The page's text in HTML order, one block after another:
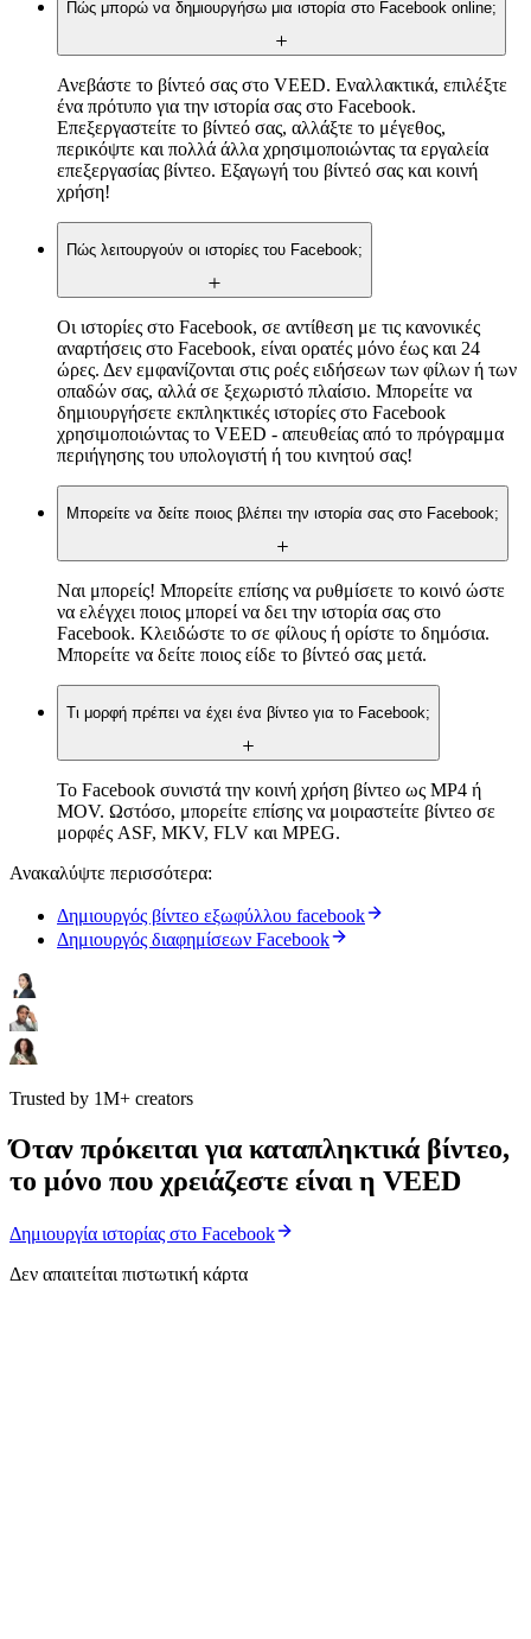
Πώς μπορώ να δημιουργήσω μια ιστορία στο Facebook online;
Ανεβάστε το βίντεό σας στο VEED. Εναλλακτικά, επιλέξτε
ένα πρότυπο για την ιστορία σας στο Facebook.
Επεξεργαστείτε το βίντεό σας, αλλάξτε το μέγεθος,
περικόψτε και πολλά άλλα χρησιμοποιώντας τα εργαλεία
επεξεργασίας βίντεο. Εξαγωγή του βίντεό σας και κοινή
χρήση!
Πώς λειτουργούν οι ιστορίες του Facebook;
Οι ιστορίες στο Facebook, σε αντίθεση με τις κανονικές
αναρτήσεις στο Facebook, είναι ορατές μόνο έως και 24
ώρες. Δεν εμφανίζονται στις ροές ειδήσεων των φίλων ή των
οπαδών σας, αλλά σε ξεχωριστό πλαίσιο. Μπορείτε να
δημιουργήσετε εκπληκτικές ιστορίες στο Facebook
χρησιμοποιώντας το VEED - απευθείας από το πρόγραμμα
περιήγησης του υπολογιστή ή του κινητού σας!
Μπορείτε να δείτε ποιος βλέπει την ιστορία σας στο Facebook;
Ναι μπορείς! Μπορείτε επίσης να ρυθμίσετε το κοινό ώστε
να ελέγχει ποιος μπορεί να δει την ιστορία σας στο
Facebook. Κλειδώστε το σε φίλους ή ορίστε το δημόσια.
Μπορείτε να δείτε ποιος είδε το βίντεό σας μετά.
Τι μορφή πρέπει να έχει ένα βίντεο για το Facebook;
Το Facebook συνιστά την κοινή χρήση βίντεο ως MP4 ή
MOV. Ωστόσο, μπορείτε επίσης να μοιραστείτε βίντεο σε
μορφές ASF, MKV, FLV και MPEG.
Ανακαλύψτε περισσότερα:
Δημιουργός βίντεο εξωφύλλου facebook
Δημιουργός διαφημίσεων Facebook
Trusted by 1M+ creators
Όταν πρόκειται για καταπληκτικά βίντεο,
το μόνο που χρειάζεστε είναι η VEED
Δημιουργία ιστορίας στο Facebook
Δεν απαιτείται πιστωτική κάρτα